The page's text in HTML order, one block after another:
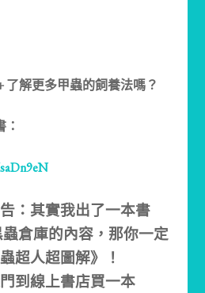
了解更多甲蟲的飼養法嗎？
：其實我出了一本書
倉庫的內容，那你一定
超人超圖解》！
到線上書店買一本